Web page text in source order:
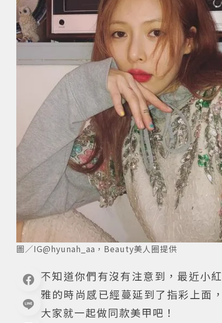
圖／IG@hyunah_aa，Beauty美人圈提供
不知道你們有沒有注意到，最近小
雅的時尚感已經蔓延到了指彩上面
大家就一起做同款美甲吧！